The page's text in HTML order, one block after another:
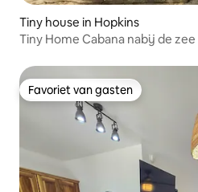
Tiny house in Hopkins
Tiny Home Cabana nabij de zee
Favoriet van gasten
Favoriet van gasten